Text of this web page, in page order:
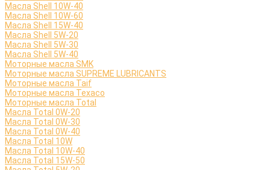
Масла Shell 10W-40
Масла Shell 10W-60
Масла Shell 15W-40
Масла Shell 5W-20
Масла Shell 5W-30
Масла Shell 5W-40
Моторные масла SMK
Моторные масла SUPREME LUBRICANTS
Моторные масла Taif
Моторные масла Texaco
Моторные масла Total
Масла Total 0W-20
Масла Total 0W-30
Масла Total 0W-40
Масла Total 10W
Масла Total 10W-40
Масла Total 15W-50